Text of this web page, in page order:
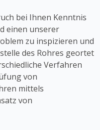
bei Ihnen Kenntnis
einen unserer
zu inspizieren und
des Rohres geortet
Verfahren
von
mittels
von